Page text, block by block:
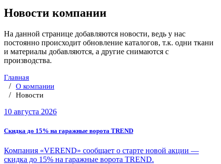
Новости компании
На данной странице добавляются новости, ведь у нас
постоянно происходит обновление каталогов, т.к. одни ткани
и материалы добавляются, а другие снимаются с
производства.
Главная
О компании
Новости
10 августа 2026
Скидка до 15% на гаражные ворота TREND
Компания «VEREND» сообщает о старте новой акции —
скидка до 15% на гаражные ворота TREND.